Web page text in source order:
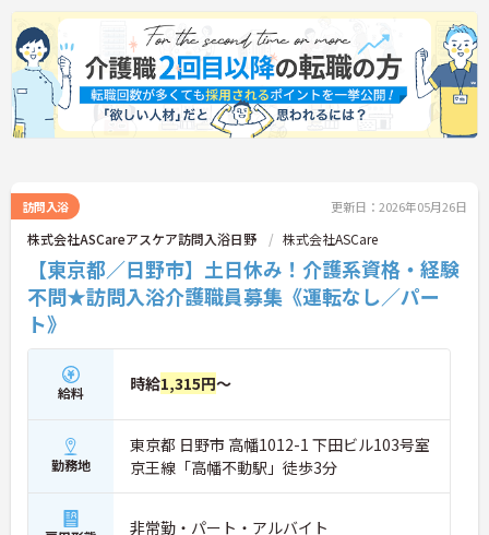
詳細をお話ししますのでお気軽にご相談ください！
訪問入浴 更新日：2026年05月26日
株式会社ASCareアスケア訪問入浴日野 株式会社ASCare
【東京都／日野市】土日休み！介護系資格・経験
不問★訪問入浴介護職員募集《運転なし／パー
ト》
給料 時給1,315円～
勤務地
東京都 日野市 高幡1012-1 下田ビル103号室
京王線「高幡不動駅」徒歩3分
非常勤・パート・アルバイト